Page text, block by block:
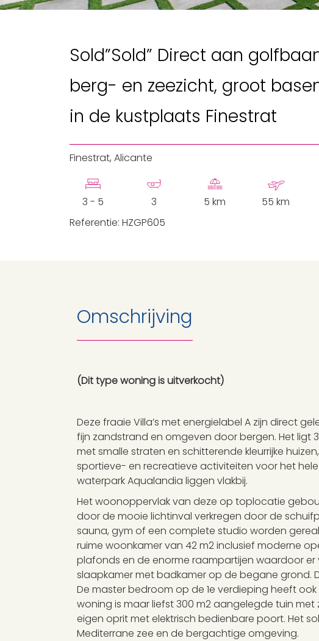
Sold”Sold” Direct aan
berg- en zeezicht, groot
in de kustplaats Finestrat
Finestrat, Alicante
3 - 5 3 5 km 55 km
Referentie: HZGP605
Omschrijving
(Dit type woning is uitverkocht)
Deze fraaie Villa’s met energielabel A zijn direct
fijn zandstrand en omgeven door bergen. Het ligt
met smalle straten en schitterende kleurrijke
sportieve- en recreatieve activiteiten voor het
waterpark Aqualandia liggen vlakbij.
Het woonoppervlak van deze op toplocatie
door de mooie lichtinval verkregen door de
sauna, gym of een complete studio worden
ruime woonkamer van 42 m2 inclusief moderne
plafonds en de enorme raampartijen waardoor er
slaapkamer met badkamer op de begane grond.
De master bedroom op de 1e verdieping heeft
woning is maar liefst 300 m2 aangelegde tuin
eigen oprit met elektrisch bedienbare poort. Het
Mediterrane zee en de bergachtige omgeving.